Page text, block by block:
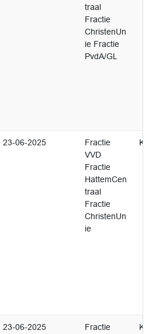
traal
Fractie
ChristenUn
ie Fractie
PvdA/GL
23-06-2025
Fractie
VVD
Fractie
HattemCen
traal
Fractie
ChristenUn
ie
K.
23-06-2025
Fractie
K.